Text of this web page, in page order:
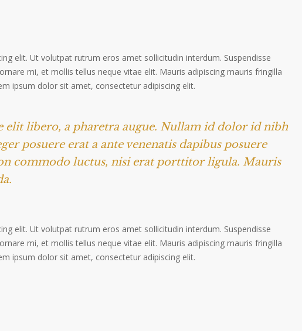
elit. Ut volutpat rutrum eros amet sollicitudin interdum. Suspendisse
mi, et mollis tellus neque vitae elit. Mauris adipiscing mauris fringilla
ipsum dolor sit amet, consectetur adipiscing elit.
elit libero, a pharetra augue. Nullam id dolor id nibh
posuere erat a ante venenatis dapibus posuere
commodo luctus, nisi erat porttitor ligula. Mauris
elit. Ut volutpat rutrum eros amet sollicitudin interdum. Suspendisse
mi, et mollis tellus neque vitae elit. Mauris adipiscing mauris fringilla
ipsum dolor sit amet, consectetur adipiscing elit.